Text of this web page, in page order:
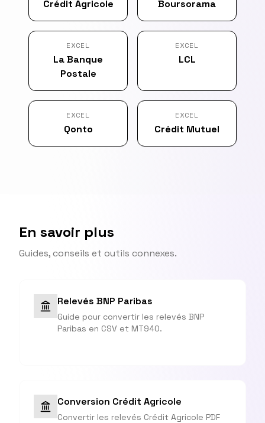
Crédit Agricole Boursorama
EXCEL
La Banque
Postale
EXCEL
LCL
EXCEL
Qonto
EXCEL
Crédit Mutuel
En savoir plus
Guides, conseils et outils connexes.
Relevés BNP Paribas
Guide pour convertir les relevés BNP
Paribas en CSV et MT940.
Conversion Crédit Agricole
Convertir les relevés Crédit Agricole PDF